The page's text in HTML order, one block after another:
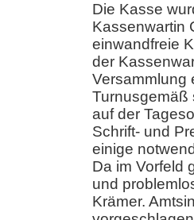
Die Kasse
Kassenwartin
einwandfreie
der
Versammlung
Turnusgemäß
auf der
Schrift- und
einige
Da im Vorfeld
und
Krämer.